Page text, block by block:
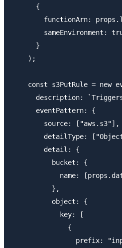
      {
functionArn:
sameEnvironment:
      }
    );
const s3PutRule = new
description:
      eventPattern: {
        source: ["aws.s3"],
detailType:
        detail: {
          bucket: {
name:
          },
          object: {
            key: [
              {
prefix: